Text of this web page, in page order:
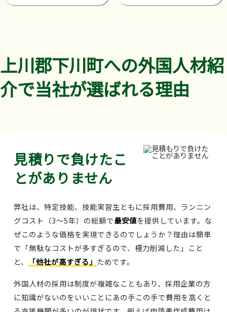
上川郡下川町への外国人材紹
介で当社が選ばれる理由
見積りで負けたこ
とがありません
弊社は、特定技能、技能実習生ともに採用費用、ランニン
グコスト（3～5年）の総額で最安値を提供しています。な
ぜこのような価格を実現できるのでしょうか？理由は簡単
で「無駄なコストが多すぎるので、極力削減した」こと
と、
「他社が高すぎる」 ためです。
外国人材の採用は制度が複雑なこともあり、採用企業の方
に知識がないのをいいことにあの手この手で費用を高くと